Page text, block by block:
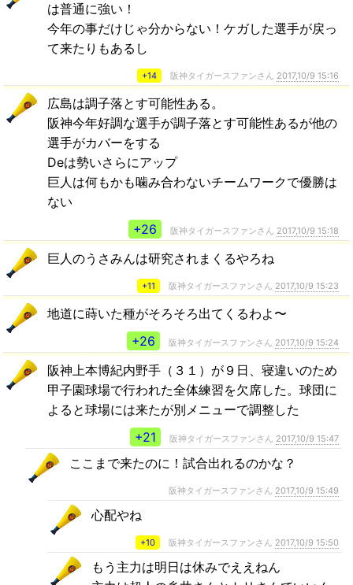
は普通に強い！
今年の事だけじゃ分からない！ケガした選手が戻っ
て来たりもあるし
+14 阪神タイガースファンさん 2017,10/9 15:16
広島は調子落とす可能性ある。
阪神今年好調な選手が調子落とす可能性あるが他の
選手がカバーをする
Deは勢いさらにアップ
巨人は何もかも噛み合わないチームワークで優勝は
ない
+26
阪神タイガースファンさん 2017,10/9 15:18
巨人のうさみんは研究されまくるやろね
+11 阪神タイガースファンさん 2017,10/9 15:23
地道に蒔いた種がそろそろ出てくるわよ〜
+26
阪神タイガースファンさん 2017,10/9 15:24
阪神上本博紀内野手（３１）が９日、寝違いのため
甲子園球場で行われた全体練習を欠席した。球団に
よると球場には来たが別メニューで調整した
+21
阪神タイガースファンさん 2017,10/9 15:47
ここまで来たのに！試合出れるのかな？
阪神タイガースファンさん 2017,10/9 15:49
心配やね
+10 阪神タイガースファンさん 2017,10/9 15:50
もう主力は明日は休みでええねん